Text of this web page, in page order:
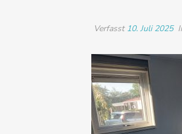
Verfasst 10. Juli 2025